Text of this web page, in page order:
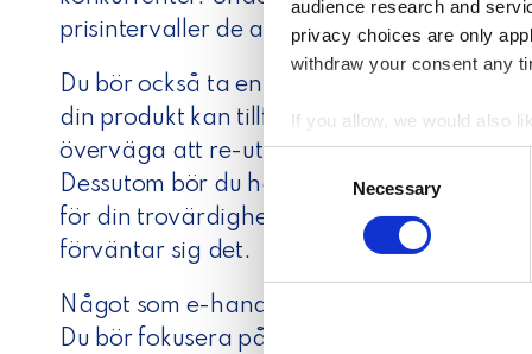
audience research and
privacy choices are only
withdraw your consent any
If you allow, we would also
Collect information
Identify your device
other information that
o
n
n
t
Necessary
prisintervaller de arbetar med.
Du bör också ta en närmare titt på dina
din produkt kan tillföra något nytt på
överväga att re-utveckla din produkt med
Dessutom bör du ha en lokal kundservice
för din trovärdighet och kommunikation.
förväntar sig det.
Något som e-handlare ofta glömmer är,
Du bör fokusera på SEO, keywords samt